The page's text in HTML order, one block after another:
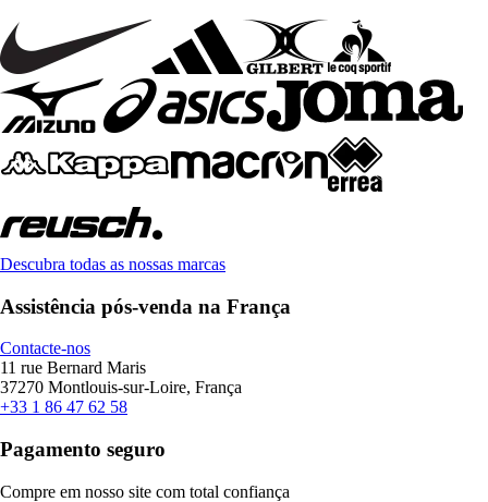
Descubra todas as nossas marcas
Assistência pós-venda na França
Contacte-nos
11 rue Bernard Maris
37270 Montlouis-sur-Loire, França
+33 1 86 47 62 58
Pagamento seguro
Compre em nosso site com total confiança